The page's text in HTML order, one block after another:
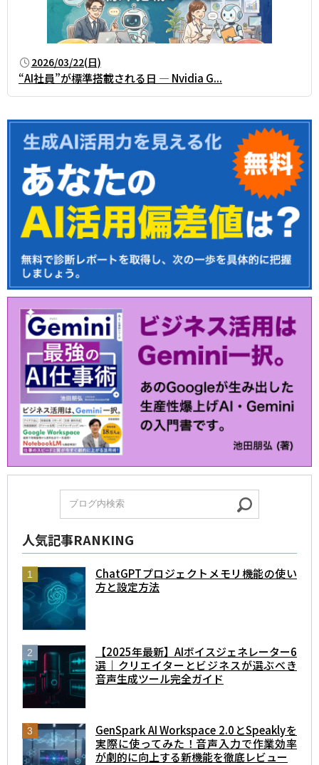
2026/03/22(日)
“AI社員”が標準搭載される日 — Nvidia G...
人気記事RANKING
ChatGPTプロジェクトメモリ機能の使い
方と設定方法
【2025年最新】AIボイスジェネレーター6
選｜クリエイターとビジネスが選ぶべき
音声生成ツール完全ガイド
GenSpark AI Workspace 2.0とSpeaklyを
実際に使ってみた！音声入力で作業効率
が劇的に向上する新機能を徹底レビュー